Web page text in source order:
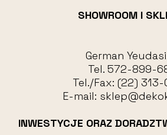
SHOWROOM I
German
Tel. 572-899-
Tel./Fax: (22) 313-
E-mail:
INWESTYCJE ORAZ